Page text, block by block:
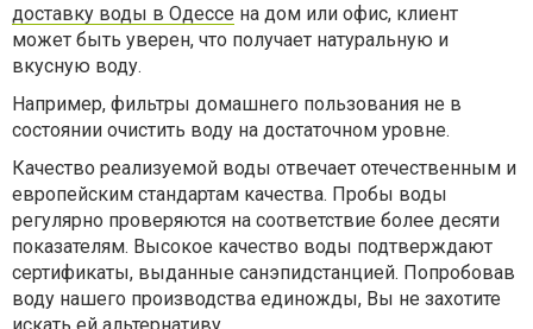
доставку воды в Одессе на дом или офис, клиент
может быть уверен, что получает натуральную и
вкусную воду.
Например, фильтры домашнего пользования не в
состоянии очистить воду на достаточном уровне.
Качество реализуемой воды отвечает отечественным и
европейским стандартам качества. Пробы воды
регулярно проверяются на соответствие более десяти
показателям. Высокое качество воды подтверждают
сертификаты, выданные санэпидстанцией. Попробовав
воду нашего производства единожды, Вы не захотите